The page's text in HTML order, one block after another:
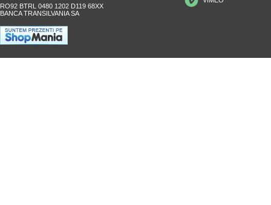
RO92 BTRL 0480 1202 D119 68XX
BANCA TRANSILVANIA SA